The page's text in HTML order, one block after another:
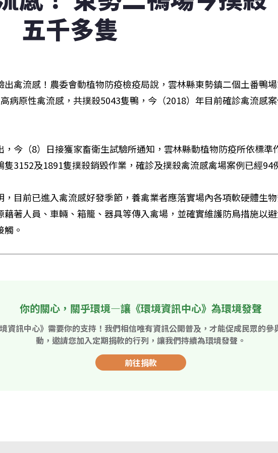
五千多隻
出禽流感！農委會動植物防疫檢疫局說，雲林縣東勢鎮二個土番鴨
病原性禽流感，共撲殺5043隻鴨，今（2018）年目前確診禽流感
，今（8）日接獲家畜衛生試驗所通知，雲林縣動植物防疫所依標準
隻3152及1891隻撲殺銷毀作業，確診及撲殺禽流感禽場案例已經94
，目前已進入禽流感好發季節，養禽業者應落實場內各項軟硬體生物
藉著人員、車輛、箱籠、器具等傳入禽場，並確實維護防鳥措施以
。
你的關心，關乎環境—讓《環境資訊中心》為環境發聲
境資訊中心》需要你的支持！我們相信唯有資訊公開普及，才能促成民眾的參
動，邀請您加入定期捐款的行列，讓我們持續為環境發聲。
前往捐款